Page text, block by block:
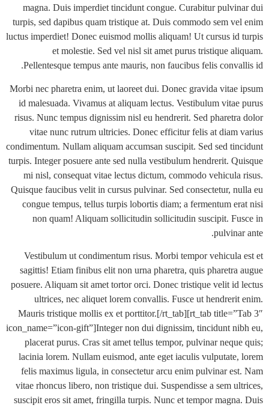
magna. Duis imperdiet tincidunt congue. Curabitur
turpis, sed dapibus quam tristique at. Duis commodo sem
luctus imperdiet! Donec euismod mollis aliquam! Ut cursus
et molestie. Sed vel nisl sit amet purus tristique
Pellentesque tempus ante mauris, non faucibus felis
Morbi nec pharetra enim, ut laoreet dui. Donec gravida
id malesuada. Vivamus at aliquam lectus. Vestibulum
risus. Nunc tempus dignissim nisl eu hendrerit. Sed
vitae nunc rutrum ultricies. Donec efficitur felis at
condimentum. Nullam aliquam accumsan suscipit. Sed sed
turpis. Integer posuere ante sed nulla vestibulum hendrerit.
mi nisl, consequat vitae lectus dictum, commodo
Quisque faucibus velit in cursus pulvinar. Sed consectetur,
congue tempus, tellus turpis lobortis diam; a fermentum
non quam! Aliquam sollicitudin sollicitudin suscipit.
Vestibulum ut condimentum risus. Morbi tempor
sagittis! Etiam finibus elit non urna pharetra, quis
posuere. Aliquam sit amet tortor orci. Donec tristique velit
ultrices, nec aliquet lorem convallis. Fusce ut
Mauris tristique mollis ex et porttitor.[/rt_tab][rt_tab
icon_name=”icon-gift”]Integer non dui dignissim, tincidunt
placerat purus. Cras sit amet tellus tempor, pulvinar
lacinia lorem. Nullam euismod, ante eget iaculis
felis maximus ligula, in consectetur arcu enim pulvinar
vitae rhoncus libero, non tristique dui. Suspendisse a sem
suscipit eros sit amet, fringilla turpis. Nunc et tempor